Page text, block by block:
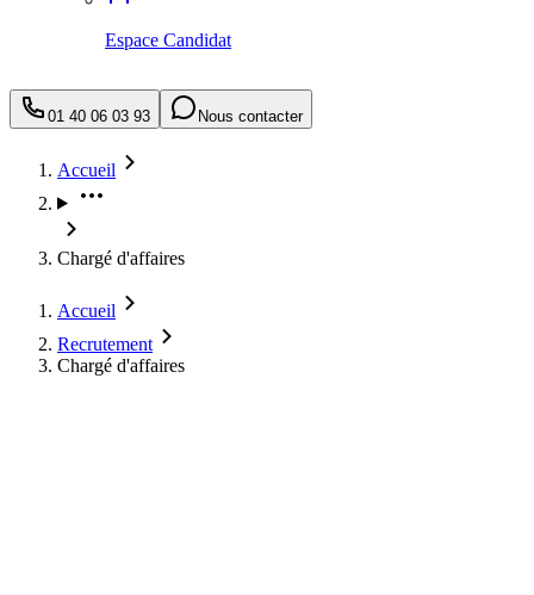
Espace Candidat
01 40 06 03 93 Nous contacter
Accueil
Chargé d'affaires
Accueil
Recrutement
Chargé d'affaires